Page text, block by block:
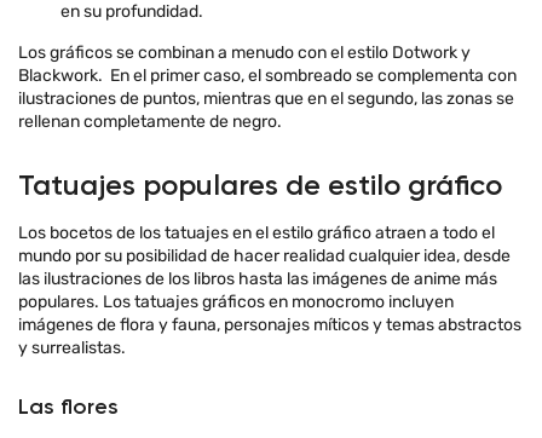
en su profundidad.
Los gráficos se combinan a menudo con el estilo Dotwork y
Blackwork. En el primer caso, el sombreado se complementa con
ilustraciones de puntos, mientras que en el segundo, las zonas se
rellenan completamente de negro.
Tatuajes populares de estilo gráfico
Los bocetos de los tatuajes en el estilo gráfico atraen a todo el
mundo por su posibilidad de hacer realidad cualquier idea, desde
las ilustraciones de los libros hasta las imágenes de anime más
populares. Los tatuajes gráficos en monocromo incluyen
imágenes de flora y fauna, personajes míticos y temas abstractos
y surrealistas.
Las flores